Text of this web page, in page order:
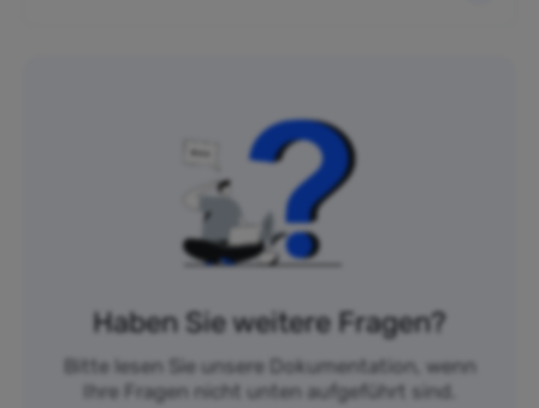
Haben Sie weitere Fragen?
Bitte lesen Sie unsere Dokumentation, wenn
Ihre Fragen nicht unten aufgeführt sind.